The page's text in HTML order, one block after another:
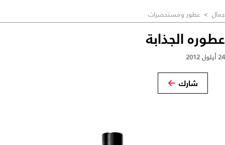
جمال > عطور ومستحضرات
عطوره الجذابة
24 أيلول 2012
شارك